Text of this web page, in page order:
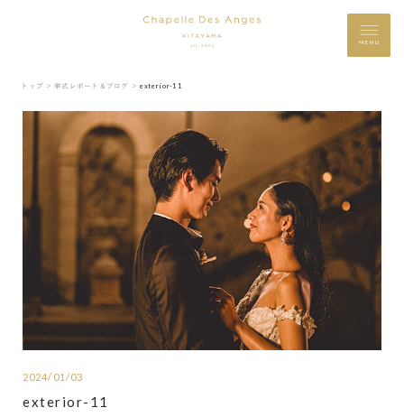
MENU
トップ ＞ 挙式レポート＆ブログ ＞ exterior-11
2024/01/03
exterior-11